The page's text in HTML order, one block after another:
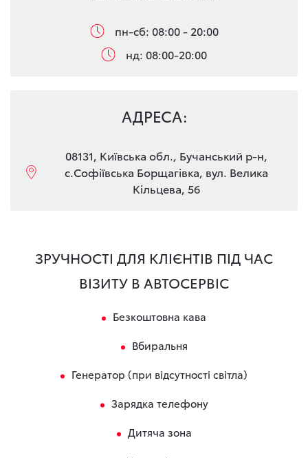
пн-сб: 08:00 - 20:00
нд: 08:00-20:00
АДРЕСА:
08131, Київська обл., Бучанський р-н,
с.Софіївська Борщагівка, вул. Велика
Кільцева, 56
ЗРУЧНОСТІ ДЛЯ КЛІЄНТІВ ПІД ЧАС
ВІЗИТУ В АВТОСЕРВІС
Безкоштовна кава
Вбиральня
Генератор (при відсутності світла)
Зарядка телефону
Дитяча зона